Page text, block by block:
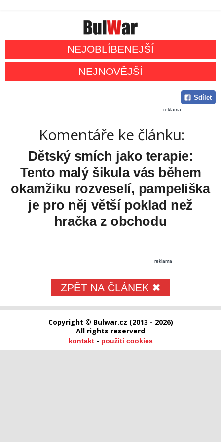
NEJOBLÍBENEJŠÍ
NEJNOVĚJŠÍ
Sdílet
reklama
Komentáře ke článku:
Dětský smích jako terapie:
Tento malý šikula vás během
okamžiku rozveselí, pampeliška
je pro něj větší poklad než
hračka z obchodu
reklama
ZPĚT NA ČLÁNEK ✖
Copyright © Bulwar.cz (2013 - 2026)
All rights reserverd
kontakt- použití cookies